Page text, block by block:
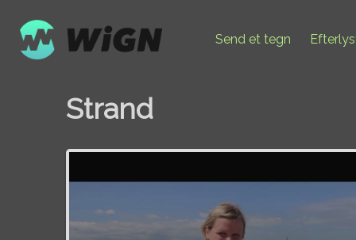
Send et tegn
Strand